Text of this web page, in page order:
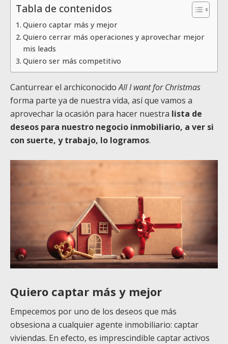
Tabla de contenidos
Quiero captar más y mejor
Quiero cerrar más operaciones y aprovechar mejor
mis leads
Quiero ser más competitivo
Canturrear el archiconocidoAll I want for Christmas
forma parte ya de nuestra vida, así que vamos a
aprovechar la ocasión para hacer nuestra lista de
deseos para nuestro negocio inmobiliario, a ver si
con suerte, y trabajo, lo logramos.
Quiero captar más y mejor
Empecemos por uno de los deseos que más
obsesiona a cualquier agente inmobiliario: captar
viviendas. En efecto, es imprescindible captar activos